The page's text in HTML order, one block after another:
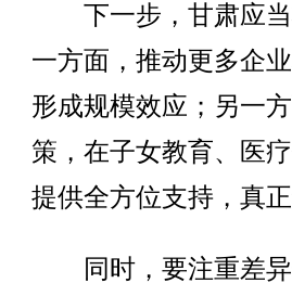
下一步，甘肃应当
一方面，推动更多企
形成规模效应；另一
策，在子女教育、医
提供全方位支持，真
同时，要注重差异